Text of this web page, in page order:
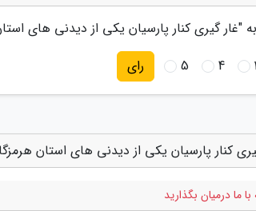
"غار گیری کنار پارسیان یکی از دیدنی های
4
5 رای
کنار پارسیان یکی از دیدنی های استان
ما درمیان بگذارید